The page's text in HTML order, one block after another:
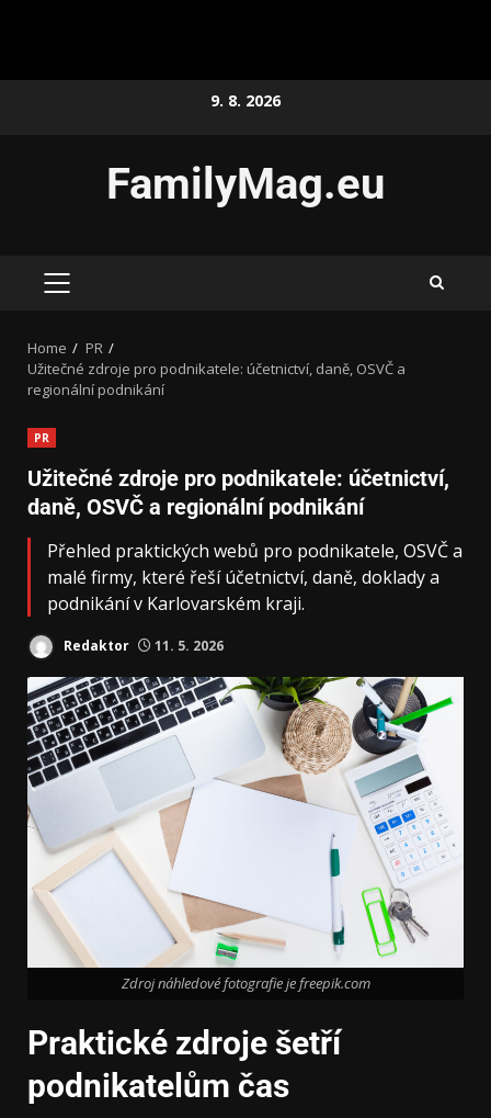
9. 8. 2026
FamilyMag.eu
Home
PR
Užitečné zdroje pro podnikatele: účetnictví, daně, OSVČ a
regionální podnikání
PR
Užitečné zdroje pro podnikatele: účetnictví,
daně, OSVČ a regionální podnikání
Přehled praktických webů pro podnikatele, OSVČ a
malé firmy, které řeší účetnictví, daně, doklady a
podnikání v Karlovarském kraji.
Redaktor 11. 5. 2026
Zdroj náhledové fotografie je freepik.com
Praktické zdroje šetří
podnikatelům čas